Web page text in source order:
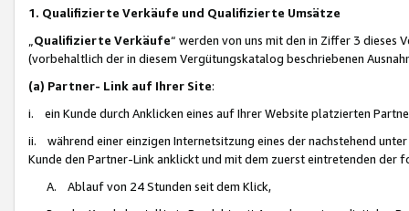
1. Qualifizierte Verkäufe und Qualifizierte Umsätze
Qualifizierte Verkäufe“ werden von uns mit den in Ziffer 3
(vorbehaltlich der in diesem Vergütungskatalog beschriebenen
(a) Partner- Link auf Ihrer Site:
i. ein Kunde durch Anklicken eines auf Ihrer Website platzierten
ii. während einer einzigen Internetsitzung eines der nachstehend
Kunde den Partner-Link anklickt und mit dem zuerst eintretenden der
A. Ablauf von 24 Stunden seit dem Klick,